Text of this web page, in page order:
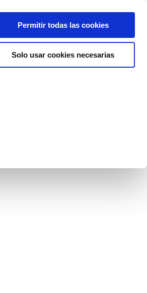
Permitir todas las cookies
Solo usar cookies necesarias